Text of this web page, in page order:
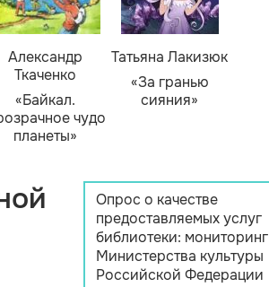
Александр
Ткаченко
«Байкал.
чудо
планеты»
Татьяна Лакизюк
«За гранью
сияния»
Опрос о качестве
предоставляемых услуг
библиотеки: мониторинг
Министерства культуры
Российской Федерации